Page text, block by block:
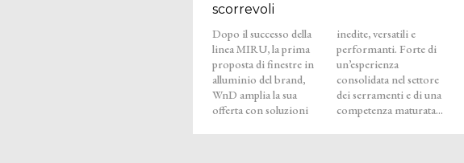
scorrevoli
Dopo il successo della
linea MIRU, la prima
proposta di finestre in
alluminio del brand,
WnD amplia la sua
offerta con soluzioni
inedite, versatili e
performanti. Forte di
un’esperienza
consolidata nel settore
dei serramenti e di una
competenza maturata...